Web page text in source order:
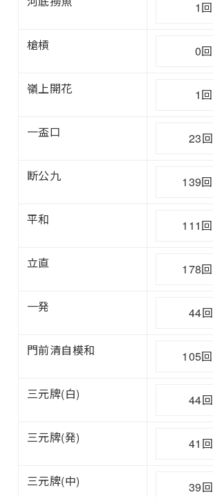
1回
槍槓 0回
嶺上開花 1回
一盃口 23回
断公九 139回
平和 111回
立直 178回
一発 44回
門前清自模和 105回
三元牌(白) 44回
三元牌(発) 41回
三元牌(中) 39回